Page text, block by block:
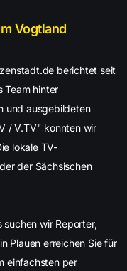
Vogtland
berichtet seit
Team hinter
und ausgebildeten
/ V.TV" konnten wir
lokale TV-
der Sächsischen
wir Reporter,
Plauen erreichen Sie für
einfachsten per